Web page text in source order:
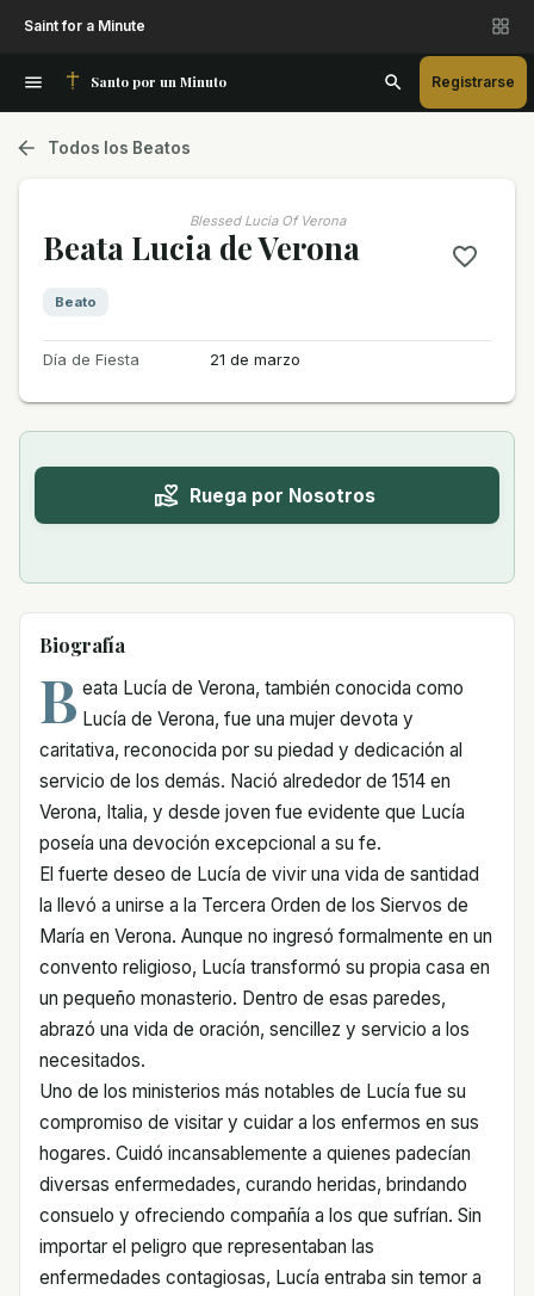
Saint for a Minute
Santo por un Minuto Registrarse
Todos los Beatos
Blessed Lucia Of Verona
Beata Lucia de Verona
Beato
Día de Fiesta 21 de marzo
Ruega por Nosotros
Biografía
B eata Lucía de Verona, también conocida como
Lucía de Verona, fue una mujer devota y
caritativa, reconocida por su piedad y dedicación al
servicio de los demás. Nació alrededor de 1514 en
Verona, Italia, y desde joven fue evidente que Lucía
poseía una devoción excepcional a su fe.
El fuerte deseo de Lucía de vivir una vida de santidad
la llevó a unirse a la Tercera Orden de los Siervos de
María en Verona. Aunque no ingresó formalmente en un
convento religioso, Lucía transformó su propia casa en
un pequeño monasterio. Dentro de esas paredes,
abrazó una vida de oración, sencillez y servicio a los
necesitados.
Uno de los ministerios más notables de Lucía fue su
compromiso de visitar y cuidar a los enfermos en sus
hogares. Cuidó incansablemente a quienes padecían
diversas enfermedades, curando heridas, brindando
consuelo y ofreciendo compañía a los que sufrían. Sin
importar el peligro que representaban las
enfermedades contagiosas, Lucía entraba sin temor a